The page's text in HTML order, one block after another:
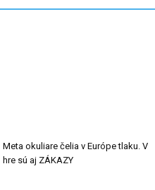
Meta okuliare čelia v Európe tlaku. V
hre sú aj ZÁKAZY